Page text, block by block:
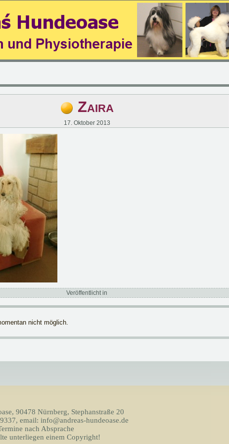
Zaira
17. Oktober 2013
Veröffentlicht in
nicht möglich.
90478 Nürnberg, Stephanstraße 20
email: info@andreas-hundeoase.de
nach Absprache
unterliegen einem Copyright!